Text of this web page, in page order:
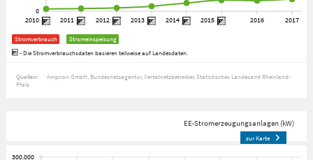
Stromverbrauch
Stromeinspeisung
- Die Stromverbrauchsdaten basieren teilweise auf Landesdaten.
Quellen: Amprion GmbH Bundesnetzagentur Verteilnetzbetreiber Statistisches Landesamt Rheinland-
Pfalz
EE-Stromerzeugungsanlagen (kW)
zur Karte